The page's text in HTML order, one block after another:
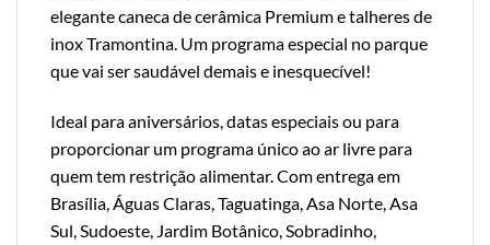
elegante caneca de cerâmica Premium e talheres de
inox Tramontina. Um programa especial no parque
que vai ser saudável demais e inesquecível!
Ideal para aniversários, datas especiais ou para
proporcionar um programa único ao ar livre para
quem tem restrição alimentar. Com entrega em
Brasília, Águas Claras, Taguatinga, Asa Norte, Asa
Sul, Sudoeste, Jardim Botânico, Sobradinho,